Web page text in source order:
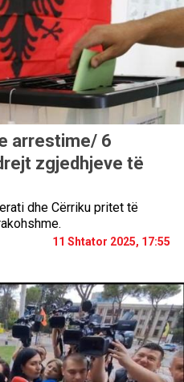
arrestime/ 6
zgjedhjeve të
dhe Cërriku pritet të
11 Shtator 2025, 17:55